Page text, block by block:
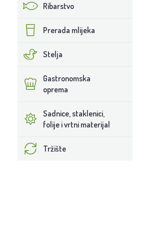
Ribarstvo
Prerada mlijeka
Stelja
Gastronomska
oprema
Sadnice, staklenici,
folije i vrtni materijal
Tržište